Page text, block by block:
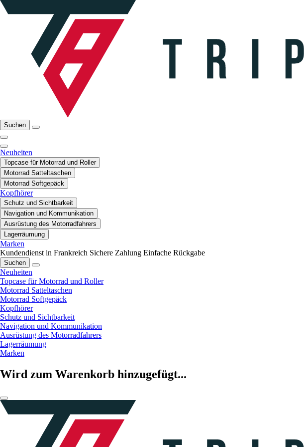
Suchen
Neuheiten
Topcase für Motorrad und Roller
Motorrad Satteltaschen
Motorrad Softgepäck
Kopfhörer
Schutz und Sichtbarkeit
Navigation und Kommunikation
Ausrüstung des Motorradfahrers
Lagerräumung
Marken
Kundendienst in Frankreich Sichere Zahlung Einfache Rückgabe
Suchen
Neuheiten
Topcase für Motorrad und Roller
Motorrad Satteltaschen
Motorrad Softgepäck
Kopfhörer
Schutz und Sichtbarkeit
Navigation und Kommunikation
Ausrüstung des Motorradfahrers
Lagerräumung
Marken
Wird zum Warenkorb hinzugefügt...